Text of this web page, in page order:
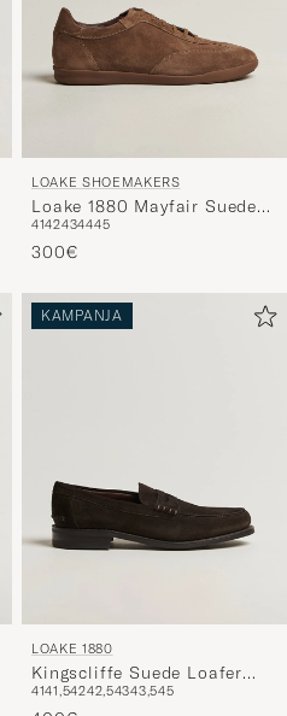
LOAKE SHOEMAKERS
Loake 1880 Mayfair Suede
Dress Sneaker Flint
4142434445
300€
KAMPANJA
LOAKE 1880
Kingscliffe Suede Loafer
Dark Brown
4141,54242,54343,545